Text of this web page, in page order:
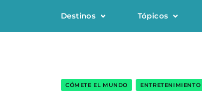
Destinos Tópicos
CÓMETE EL MUNDO